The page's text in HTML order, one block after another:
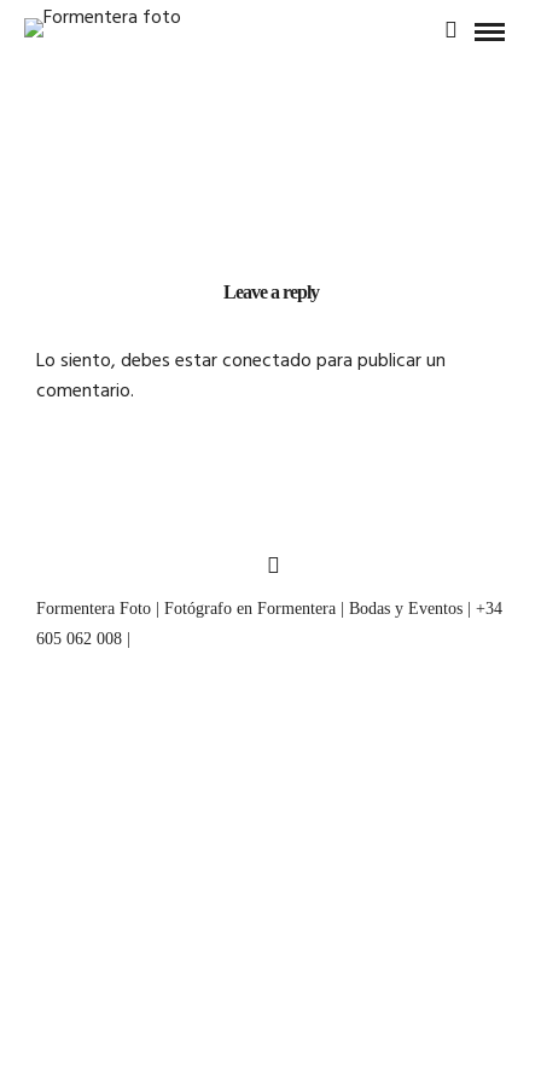
Leave a reply
Lo siento, debes estarconectadopara publicar un
comentario.
Formentera Foto | Fotógrafo en Formentera | Bodas y Eventos | +34
605 062 008 |